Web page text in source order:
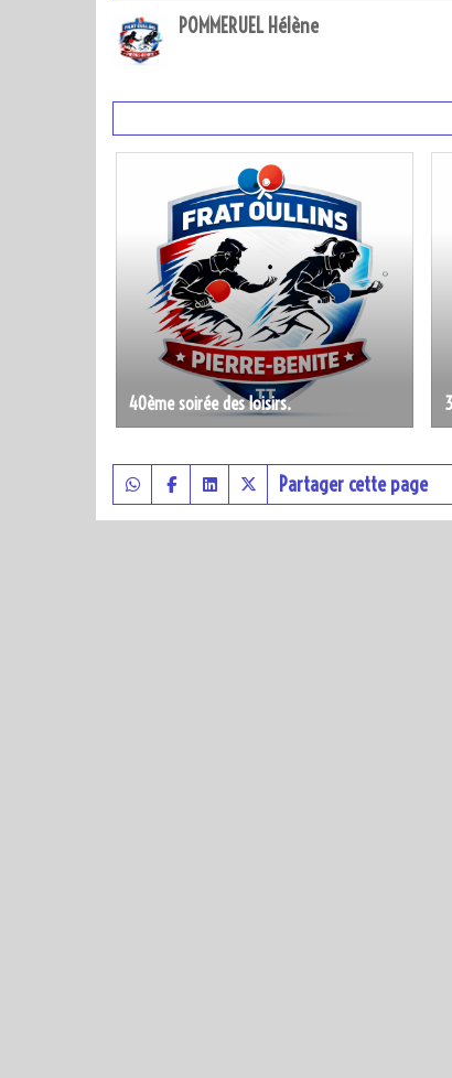
POMMERUEL Hélène
40ème soirée des loisirs.
Partager cette page